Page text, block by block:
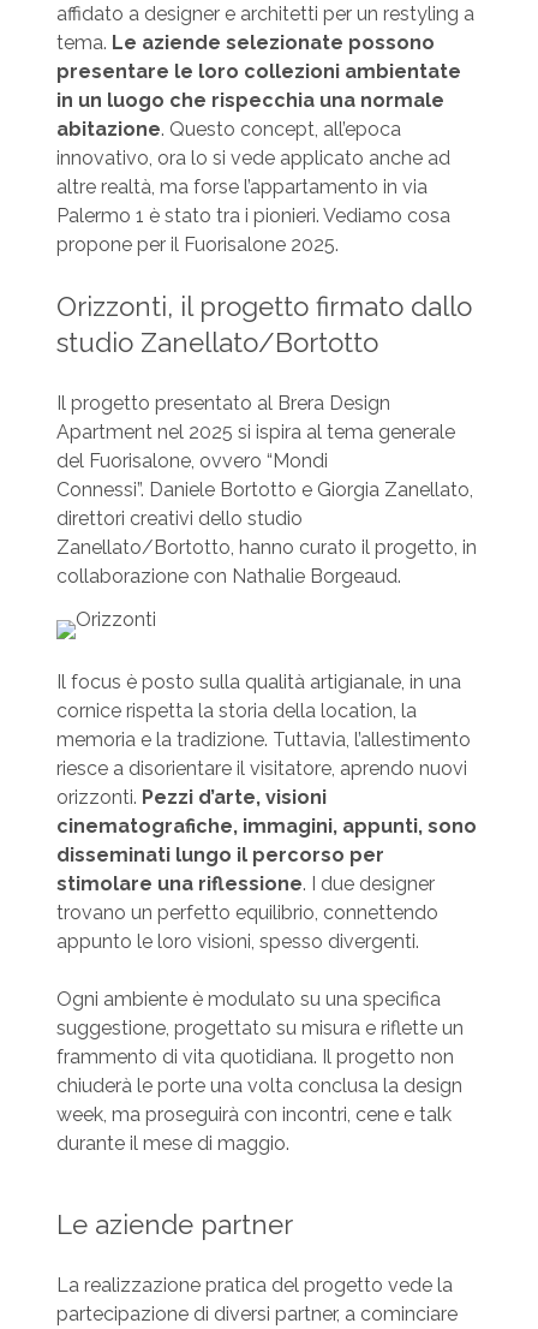
affidato a designer e architetti per un restyling a
tema. Le aziende selezionate possono
presentare le loro collezioni ambientate
in un luogo che rispecchia una normale
abitazione. Questo concept, all’epoca
innovativo, ora lo si vede applicato anche ad
altre realtà, ma forse l’appartamento in via
Palermo 1 è stato tra i pionieri. Vediamo cosa
propone per il Fuorisalone 2025.
Orizzonti, il progetto firmato dallo
studio Zanellato/Bortotto
Il progetto presentato al Brera Design
Apartment nel 2025 si ispira al tema generale
del Fuorisalone, ovvero “Mondi
Connessi”. Daniele Bortotto e Giorgia Zanellato,
direttori creativi dello studio
Zanellato/Bortotto, hanno curato il progetto, in
collaborazione con Nathalie Borgeaud.
Il focus è posto sulla qualità artigianale, in una
cornice rispetta la storia della location, la
memoria e la tradizione. Tuttavia, l’allestimento
riesce a disorientare il visitatore, aprendo nuovi
orizzonti. Pezzi d’arte, visioni
cinematografiche, immagini, appunti, sono
disseminati lungo il percorso per
stimolare una riflessione. I due designer
trovano un perfetto equilibrio, connettendo
appunto le loro visioni, spesso divergenti.
Ogni ambiente è modulato su una specifica
suggestione, progettato su misura e riflette un
frammento di vita quotidiana. Il progetto non
chiuderà le porte una volta conclusa la design
week, ma proseguirà con incontri, cene e talk
durante il mese di maggio.
Le aziende partner
La realizzazione pratica del progetto vede la
partecipazione di diversi partner, a cominciare